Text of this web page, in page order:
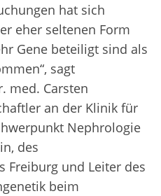
hat sich
eher seltenen Form
Gene beteiligt sind als
sagt
med. Carsten
an der Klinik für
Nephrologie
des
Freiburg und Leiter des
beim